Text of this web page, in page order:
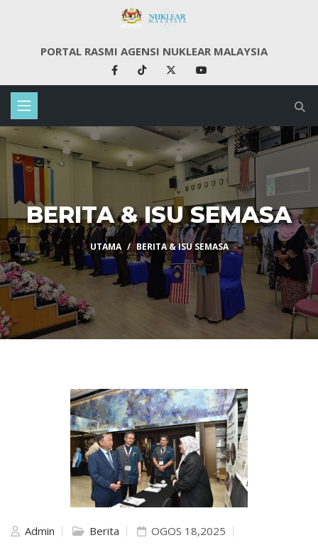
PORTAL RASMI AGENSI NUKLEAR MALAYSIA
BERITA & ISU SEMASA
UTAMA BERITA & ISU SEMASA
Admin Berita OGOS 18,2025